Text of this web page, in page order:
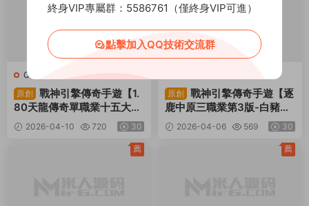
C-傳奇
原創
戰神引擎傳奇手遊【1.
80天龍傳奇單職業十五大陸
[白豬3.1]】Win一鍵服務端
+安卓蘋果雙端+GM授權後
2026-04-10 720 30
原創
戰神引擎傳奇手遊【逐
鹿中原三職業第3版-白豬
2】Win一鍵服務端+安卓蘋
果雙端+GM授權物品後台
2026-04-06 569 30
薦 薦
終身VIP專屬群：5586761（僅終身VIP可進）
點擊加入QQ技術交流群